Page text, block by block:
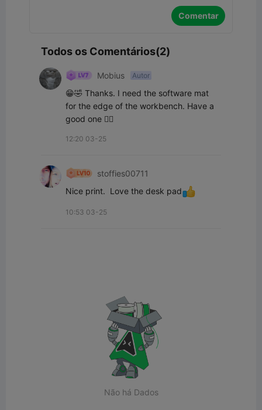
Comentar
Todos os Comentários(2)
Mobius Autor
😁🤣 Thanks. I need the software mat
for the edge of the workbench. Have a
good one 👍🏻
12:20 03-25
stoffies00711
Nice print.  Love the desk pad
10:53 03-25
Não há Dados